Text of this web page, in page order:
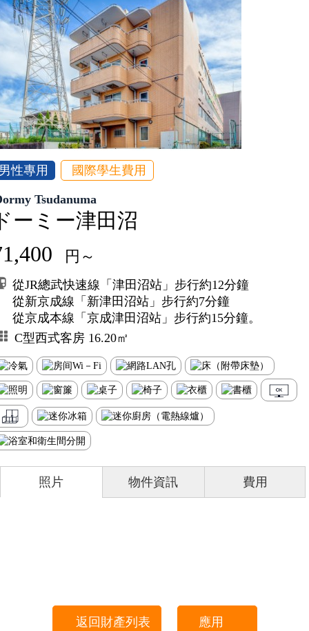
性專用 國際學生費用
Tsudanuma
ーミー津田沼
円～
從JR總武快速線「津田沼站」步行約12分鐘
從新京成線「新津田沼站」步行約7分鐘
從京成本線「京成津田沼站」步行約15分鐘。
C型西式客房 16.20㎡
照片 物件資訊 費用
返回財產列表 應用